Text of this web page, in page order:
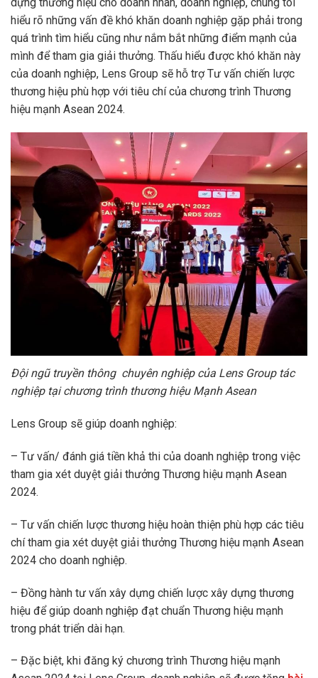
hiểu rõ những vấn đề khó khăn doanh nghiệp gặp phải trong
quá trình tìm hiểu cũng như nắm bắt những điểm mạnh của
mình để tham gia giải thưởng. Thấu hiểu được khó khăn này
của doanh nghiệp, Lens Group sẽ hỗ trợ Tư vấn chiến lược
thương hiệu phù hợp với tiêu chí của chương trình Thương
hiệu mạnh Asean 2024.
Đội ngũ truyền thông chuyên nghiệp của Lens Group tác
nghiệp tại chương trình thương hiệu Mạnh Asean
Lens Group sẽ giúp doanh nghiệp:
– Tư vấn/ đánh giá tiền khả thi của doanh nghiệp trong việc
tham gia xét duyệt giải thưởng Thương hiệu mạnh Asean
2024.
– Tư vấn chiến lược thương hiệu hoàn thiện phù hợp các tiêu
chí tham gia xét duyệt giải thưởng Thương hiệu mạnh Asean
2024 cho doanh nghiệp.
– Đồng hành tư vấn xây dựng chiến lược xây dựng thương
hiệu để giúp doanh nghiệp đạt chuẩn Thương hiệu mạnh
trong phát triển dài hạn.
– Đặc biệt, khi đăng ký chương trình Thương hiệu mạnh